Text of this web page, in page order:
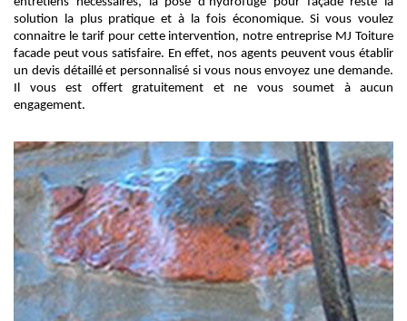
solution la plus pratique et à la fois économique. Si vous voulez
connaitre le tarif pour cette intervention, notre entreprise MJ Toiture
facade peut vous satisfaire. En effet, nos agents peuvent vous établir
un devis détaillé et personnalisé si vous nous envoyez une demande.
Il vous est offert gratuitement et ne vous soumet à aucun
engagement.